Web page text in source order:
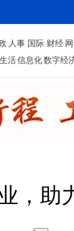
人事 国际 财经
活信息化数字经
，助